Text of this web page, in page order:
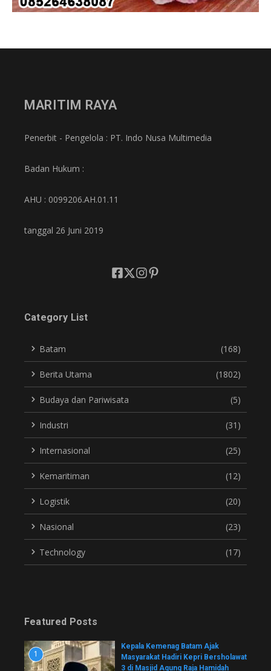
MARITIM RAYA
Penerbit - Pengelola : PT. Indo Nusa Multimedia
Badan Hukum :
AHU : 0099206.AH.01.11
tanggal 26 Juni 2019
Category List
Batam (168)
Berita Utama (1802)
Budaya dan Pariwisata (5)
Industri (31)
Internasional (25)
Kemaritiman (12)
Logistik (20)
Nasional (23)
Technology (17)
Featured Posts
1
Kepala Kemenag Batam Ajak
Masyarakat Hadiri Kepri Bersholawat
3 di Masjid Agung Raja Hamidah